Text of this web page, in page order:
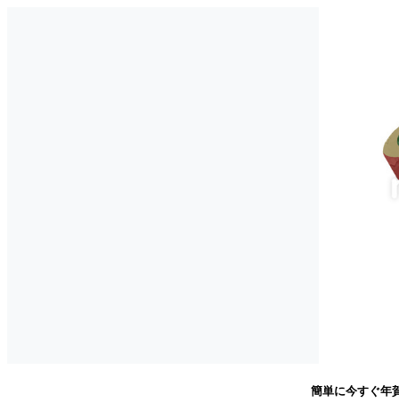
簡単に今すぐ年